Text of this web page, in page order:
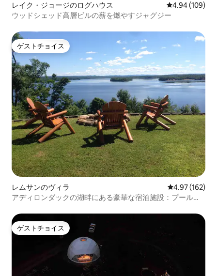
レイク・ジョージのログハウス レビュー109
4.94 (109)
ウッドシェッド高層ビルの薪を燃やすジャグジー
ゲストチョイス
ゲストチョイス
レムサンのヴィラ レビュー162
4.97 (162)
アディロンダックの湖畔にある豪華な宿泊施設：プールと
ゲストチョイス
ゲストチョイス